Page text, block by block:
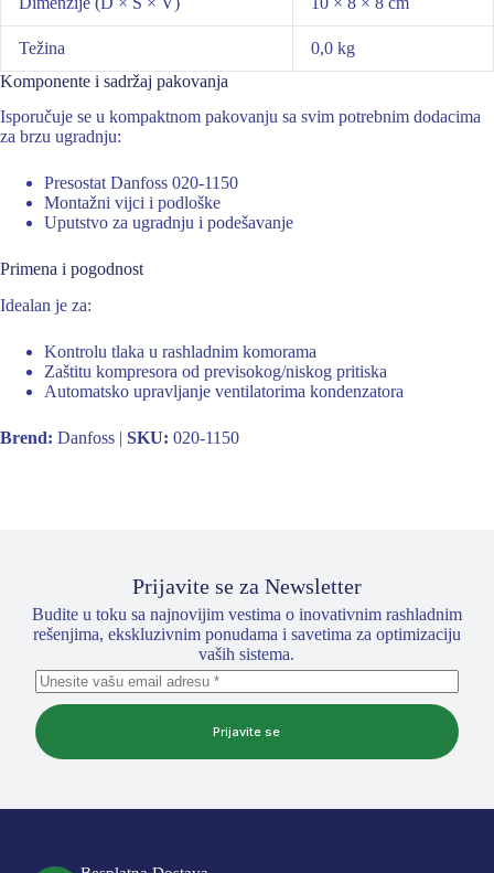
Težina
0,0 kg
Komponente i sadržaj pakovanja
Isporučuje se u kompaktnom pakovanju sa svim potrebnim dodacima
za brzu ugradnju:
Presostat Danfoss 020-1150
Montažni vijci i podloške
Uputstvo za ugradnju i podešavanje
Primena i pogodnost
Idealan je za:
Kontrolu tlaka u rashladnim komorama
Zaštitu kompresora od previsokog/niskog pritiska
Automatsko upravljanje ventilatorima kondenzatora
Brend: Danfoss | SKU: 020-1150
Prijavite se za Newsletter
Budite u toku sa najnovijim vestima o inovativnim rashladnim
rešenjima, ekskluzivnim ponudama i savetima za optimizaciju
vaših sistema.
Prijavite se